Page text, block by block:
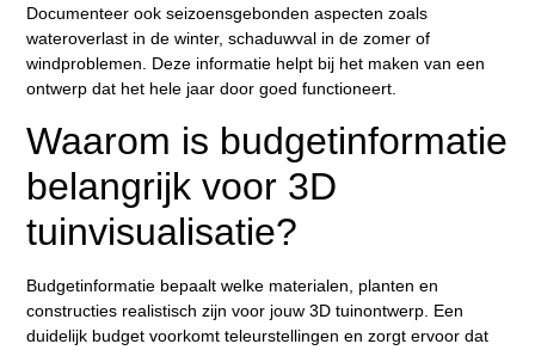
Documenteer ook seizoensgebonden aspecten zoals
wateroverlast in de winter, schaduwval in de zomer of
windproblemen. Deze informatie helpt bij het maken van een
ontwerp dat het hele jaar door goed functioneert.
Waarom is budgetinformatie
belangrijk voor 3D
tuinvisualisatie?
Budgetinformatie bepaalt welke materialen, planten en
constructies realistisch zijn voor jouw 3D tuinontwerp. Een
duidelijk budget voorkomt teleurstellingen en zorgt ervoor dat